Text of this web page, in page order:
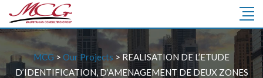
MCG > Our Projects > REALISATION DE L’ETUDE
D’IDENTIFICATION, D’AMENAGEMENT DE DEUX ZONES